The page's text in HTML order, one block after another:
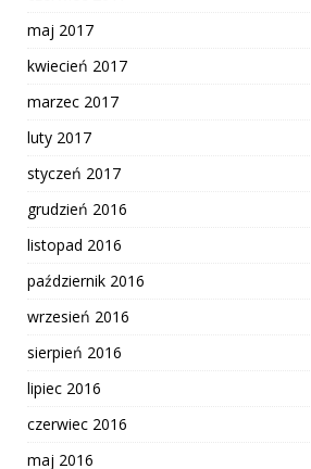
maj 2017
kwiecień 2017
marzec 2017
luty 2017
styczeń 2017
grudzień 2016
listopad 2016
październik 2016
wrzesień 2016
sierpień 2016
lipiec 2016
czerwiec 2016
maj 2016